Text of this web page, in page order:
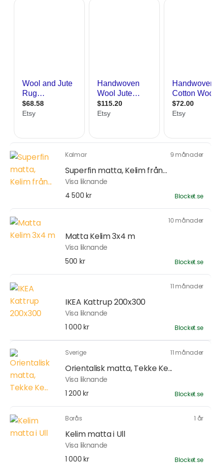
Kalmar 9 månader
Superfin matta, Kelim från...
Visa liknande
4 500 kr
Blocket.se
10 månader
Matta Kelim 3x4 m
Visa liknande
500 kr
Blocket.se
11 månader
IKEA Kattrup 200x300
Visa liknande
1 000 kr
Blocket.se
Sverige 11 månader
Orientalisk matta, Tekke Ke...
Visa liknande
1 200 kr
Blocket.se
Borås 1 år
Kelim matta i Ull
Visa liknande
1 000 kr
Blocket.se